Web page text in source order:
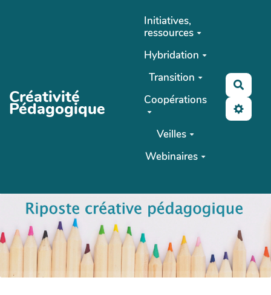
Créativité
Pédagogique
Initiatives,
ressources
Hybridation
Transition
Coopérations
Veilles
Webinaires